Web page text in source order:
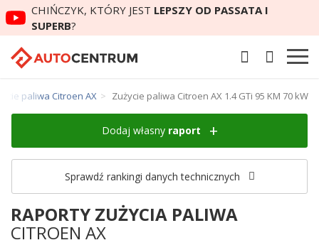
CHIŃCZYK, KTÓRY JEST LEPSZY OD PASSATA I
SUPERB?
paliwa Citroen AX Zużycie paliwa Citroen AX 1.4 GTi 95 KM 70 kW
Dodaj własny raport
Sprawdź rankingi danych technicznych
RAPORTY ZUŻYCIA PALIWA
CITROEN AX